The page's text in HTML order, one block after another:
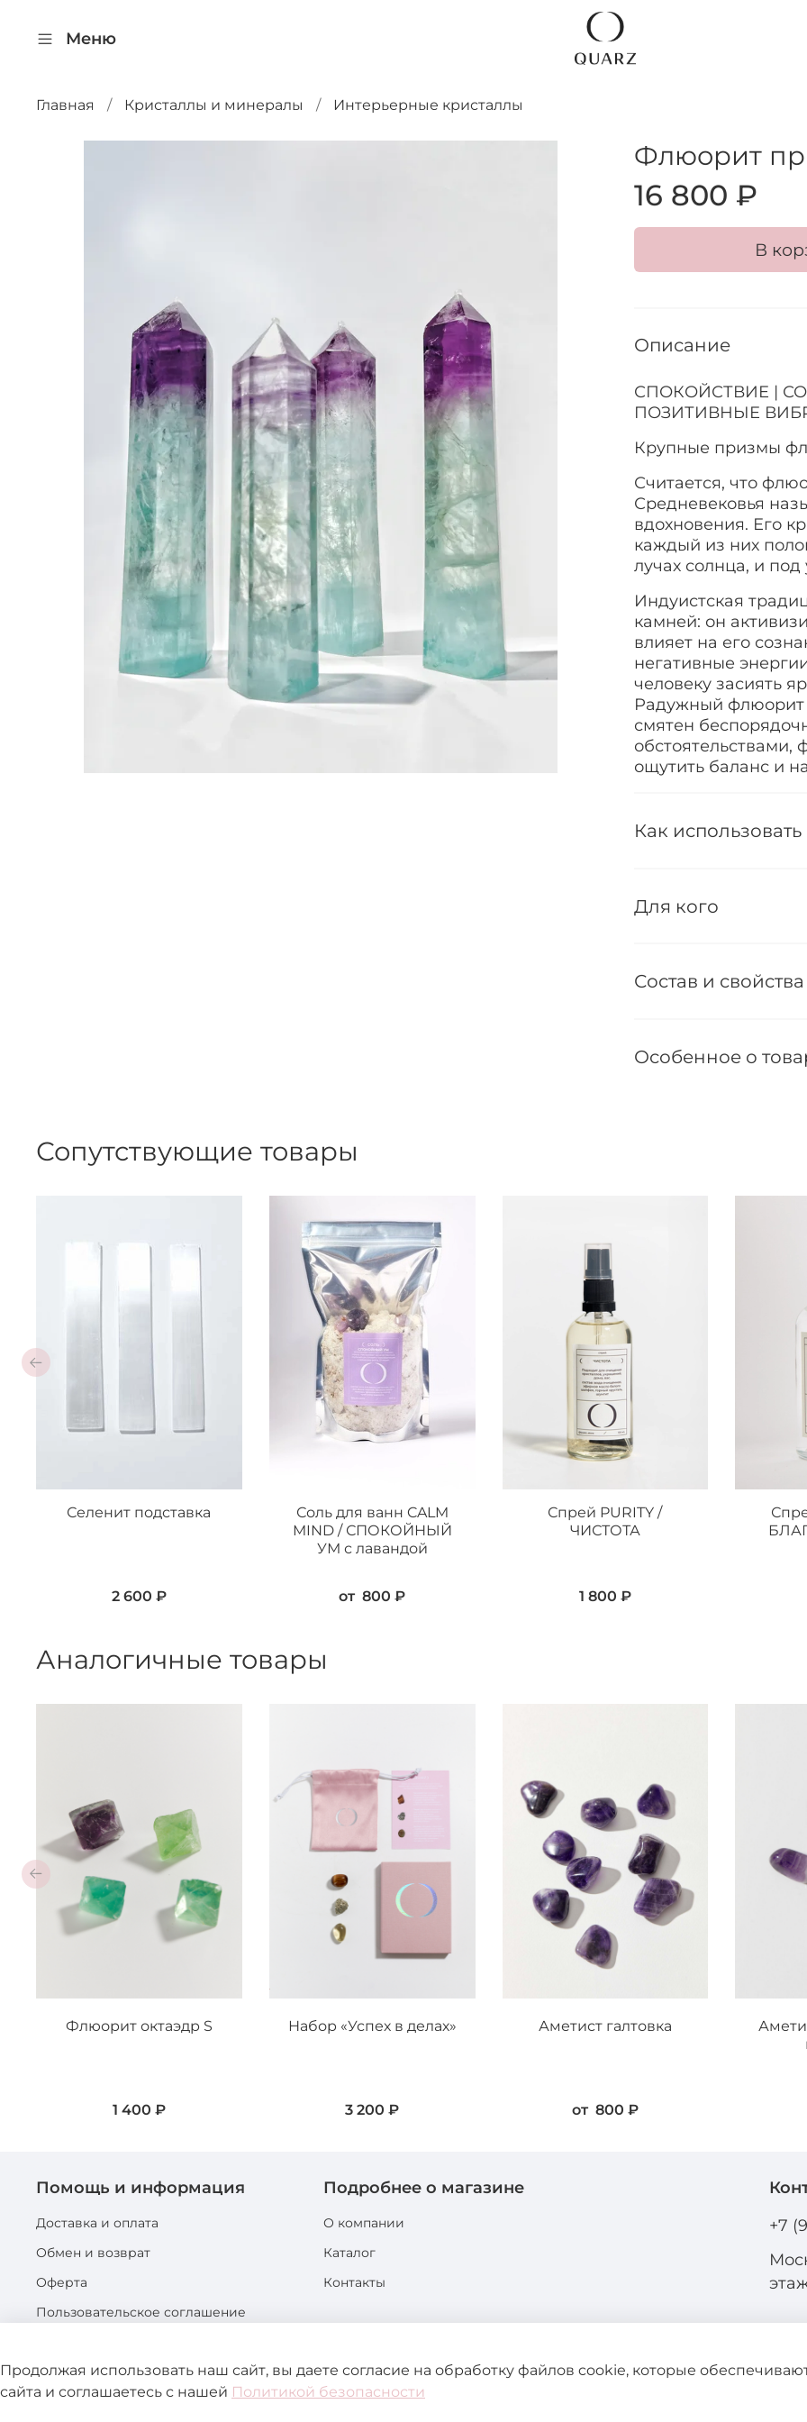
Меню
Главная Кристаллы и минералы Интерьерные кристаллы
Флюорит
16 800 ₽
В
Описание
СПОКОЙСТВИЕ |
ПОЗИТИВНЫЕ
Крупные призмы
Считается, что
Средневековья
вдохновения. Его
каждый из них
лучах солнца, и
Индуистская
камней: он
влияет на его
негативные
человеку засиять
Радужный флюорит
смятен
обстоятельствами,
ощутить баланс и
Как использовать
Для кого
Состав и свойства
Особенное о
Сопутствующие товары
Селенит подставка
2 600 ₽
Соль для ванн CALM
MIND / СПОКОЙНЫЙ
УМ с лавандой
от 800 ₽
Спрей PURITY /
ЧИСТОТА
1 800 ₽
Аналогичные товары
Флюорит октаэдр S
1 400 ₽
Набор «Успех в делах»
3 200 ₽
Аметист галтовка
от 800 ₽
Помощь и информация
Доставка и оплата
Обмен и возврат
Оферта
Пользовательское соглашение
Подробнее о магазине
О компании
Каталог
Контакты
+7
Продолжая использовать наш сайт, вы даете согласие на обработку файлов cookie, которые
сайта и соглашаетесь с нашей Политикой безопасности